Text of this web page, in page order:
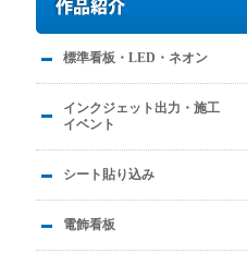
標準看板・LED・ネオン
インクジェット出力・施工
イベント
シート貼り込み
電飾看板